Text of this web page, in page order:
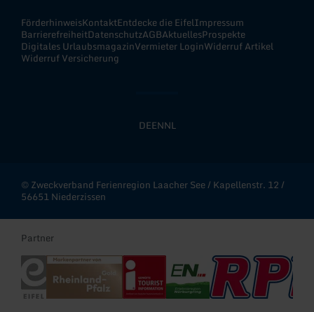
FörderhinweisKontaktEntdecke die EifelImpressum
BarrierefreiheitDatenschutzAGBAktuellesProspekte
Digitales UrlaubsmagazinVermieter LoginWiderruf Artikel
Widerruf Versicherung
DEENNL
© Zweckverband Ferienregion Laacher See / Kapellenstr. 12 /
56651 Niederzissen
Partner
Eifel Tourismus
Rheinland-Pfalz GoldDeutscher Tourismusverband - i-Marke
Erlebnisregion Nürburgring
RPR1